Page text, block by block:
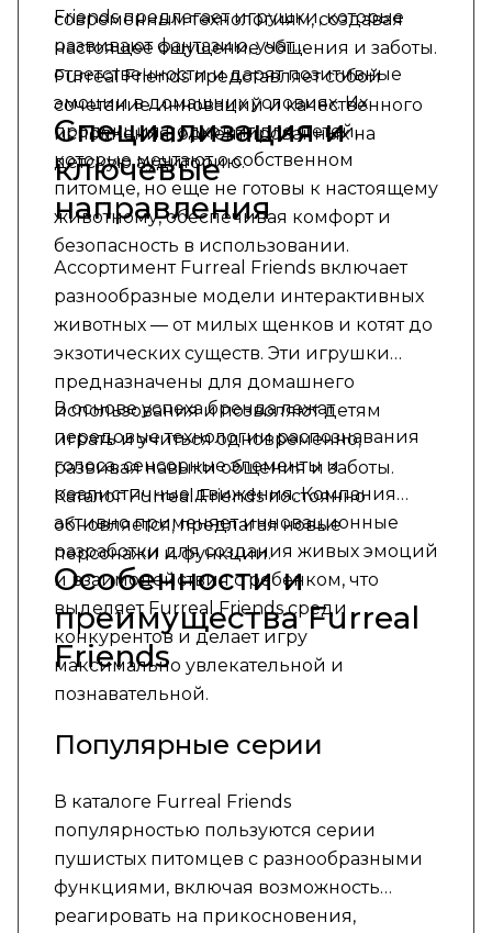
современным технологиям, создавая
настоящее ощущение общения и заботы.
Furreal Friends представляет собой
сочетание инноваций и качественного
исполнения, ориентированных на
детскую аудиторию.
Friends предлагает игрушки, которые
развивают фантазию, учат
ответственности и дарят позитивные
эмоции в домашних условиях. Их
продукция подходит для детей,
которые мечтают о собственном
питомце, но еще не готовы к настоящему
животному, обеспечивая комфорт и
безопасность в использовании.
Специализация и
ключевые
направления
Ассортимент Furreal Friends включает
разнообразные модели интерактивных
животных — от милых щенков и котят до
экзотических существ. Эти игрушки
предназначены для домашнего
использования и позволяют детям
играть и учиться одновременно,
развивая навыки общения и заботы.
Каталог Furreal Friends постоянно
обновляется, предлагая новые
персонажи и функции.
В основе успеха бренда лежат
передовые технологии распознавания
голоса, сенсорные элементы и
реалистичные движения. Компания
активно применяет инновационные
разработки для создания живых эмоций
и взаимодействия с ребенком, что
выделяет Furreal Friends среди
конкурентов и делает игру
максимально увлекательной и
познавательной.
Особенности и
преимущества Furreal
Friends
Популярные серии
В каталоге Furreal Friends
популярностью пользуются серии
пушистых питомцев с разнообразными
функциями, включая возможность
реагировать на прикосновения,